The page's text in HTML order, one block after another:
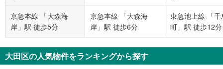
京急本線 「大森海
岸」駅 徒歩5分
京急本線 「大森海
岸」駅 徒歩6分
東急池上線 「千
町」駅 徒歩12分
大田区の人気物件をランキングから探す